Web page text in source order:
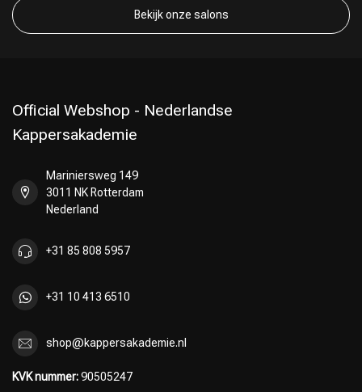
Keuze van onze Kappers
Bekijk onze salons
Official Webshop - Nederlandse
Kappersakademie
Mariniersweg 149
3011 NK Rotterdam
Nederland
+31 85 808 5957
+31 10 413 6510
shop@kappersakademie.nl
KVK nummer:90505247